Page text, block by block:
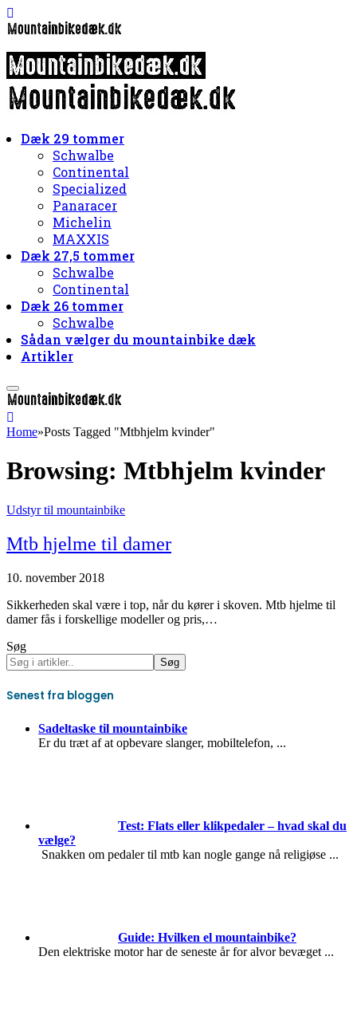
Dæk 29 tommer
Schwalbe
Continental
Specialized
Panaracer
Michelin
MAXXIS
Dæk 27,5 tommer
Schwalbe
Continental
Dæk 26 tommer
Schwalbe
Sådan vælger du mountainbike dæk
Artikler
Home»Posts Tagged "Mtbhjelm kvinder"
Browsing: Mtbhjelm kvinder
Udstyr til mountainbike
Mtb hjelme til damer
10. november 2018
Sikkerheden skal være i top, når du kører i skoven. Mtb hjelme til
damer fås i forskellige modeller og pris,…
Søg
Søg
Senest fra bloggen
Sadeltaske til mountainbike
Er du træt af at opbevare slanger, mobiltelefon, ...
Test: Flats eller klikpedaler – hvad skal du
vælge?
Snakken om pedaler til mtb kan nogle gange nå religiøse ...
Guide: Hvilken el mountainbike?
Den elektriske motor har de seneste år for alvor bevæget ...